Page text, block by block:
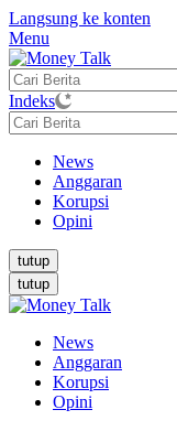
Langsung ke konten
Menu
Indeks
News
Anggaran
Korupsi
Opini
tutup
tutup
News
Anggaran
Korupsi
Opini